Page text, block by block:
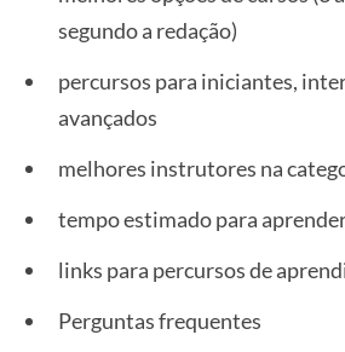
segundo a redação)
percursos para iniciantes,
avançados
melhores instrutores na
tempo estimado para
links para percursos de
Perguntas frequentes